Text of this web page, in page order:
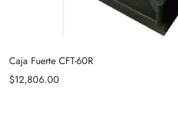
Caja Fuerte CFT-60R
$12,806.00